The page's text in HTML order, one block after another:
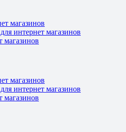
магазинов
интернет магазинов
магазинов
магазинов
интернет магазинов
магазинов